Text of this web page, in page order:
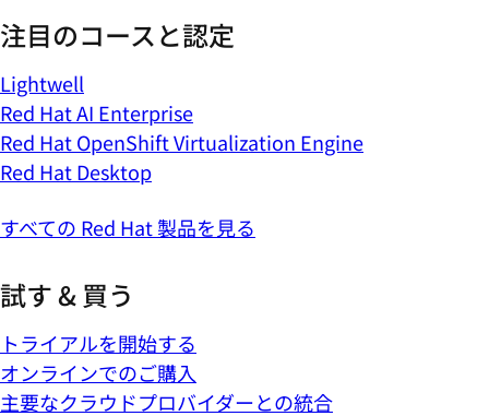
注目のコースと認定
Lightwell
Red Hat AI Enterprise
Red Hat OpenShift Virtualization Engine
Red Hat Desktop
すべての Red Hat 製品を見る
試す & 買う
トライアルを開始する
オンラインでのご購入
主要なクラウドプロバイダーとの統合